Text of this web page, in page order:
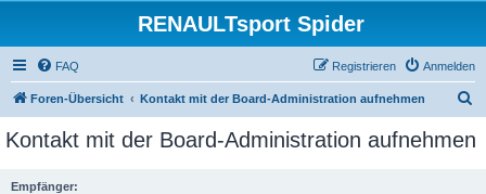
RENAULTsport Spider
FAQ Anmelden
Registrieren
Foren-Übersicht Kontakt mit der Board-Administration aufnehmen
c
Kontakt mit der Board-Administration aufnehmen
Empfänger: